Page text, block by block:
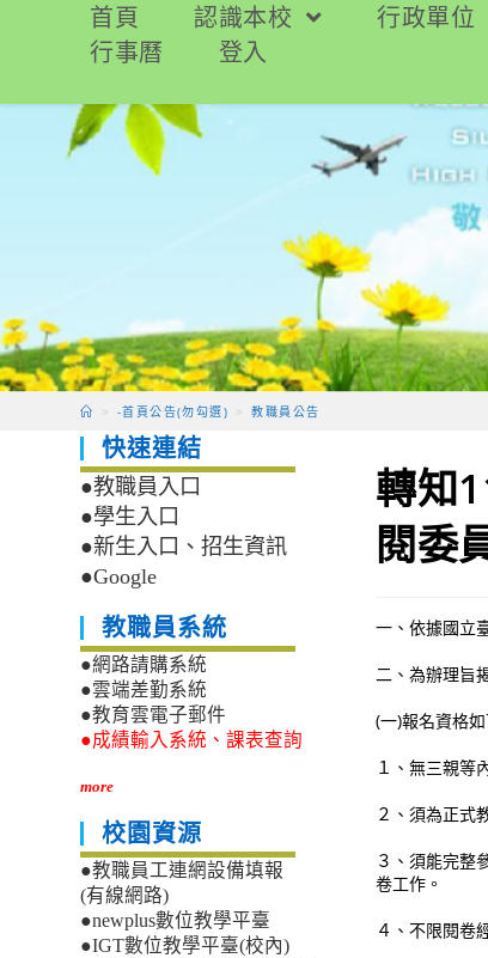
要
首頁 認識本校 行政單位
行事曆
登入
> -首頁公告(勿勾選) > 教職員公告
轉知
閱委
一、依據國立
二、為辦理旨
(一)報名資格如
１、無三親等
２、須為正式
３、須能完整
卷工作。
４、不限閱卷
快速連結
●教職員入口
●學生入口
●新生入口、招生資訊
●Google
教職員系統
●網路請購系統
●雲端差勤系統
●教育雲電子郵件
●成績輸入系統、課表查詢
more
校園資源
●教職員工連網設備填報
(有線網路)
●newplus數位教學平臺
●IGT數位教學平臺(校內)